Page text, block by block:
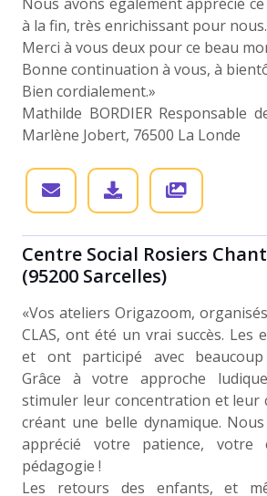
à la fin, très enrichissant pour nous.
Merci à vous deux pour ce beau
Bonne continuation à vous, à
Bien cordialement.»
Mathilde BORDIER Responsable
Marlène Jobert, 76500 La Londe
Centre Social Rosiers
(95200 Sarcelles)
«Vos ateliers Origazoom,
CLAS, ont été un vrai succès. Les
et ont participé avec beaucoup
Grâce à votre approche
stimuler leur concentration et leur
créant une belle dynamique.
apprécié votre patience, votre
pédagogie !
Les retours des enfants, et